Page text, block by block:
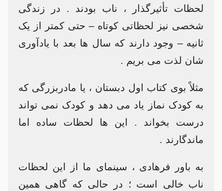
لحظات تأثیرگذار ، ناب بودند . در زندگی
شخصی نیز لحظاتی کوتاه – حتی کمتر از یک
ثانیه – وجود دارند که سال ها بعد با یادآوری
شان لذت می بریم .
مثلاً بوی کتاب اول دبستان ، یا مادربزرگی که
به کودک نماز یاد می دهد و کودک نمی تواند
درست بخواند . این ها لحظات ساده اما
ماندگارند .
به باور فرهادی ، سینمای ما از این لحظات
ناب خالی است ؛ در حالی که گاهی همین